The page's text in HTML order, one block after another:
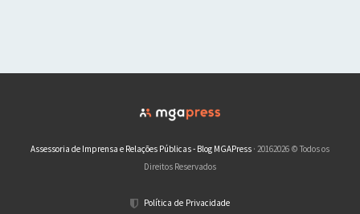
Assessoria de Imprensa e Relações Públicas - Blog MGAPress · 20162026 © Todos os
Direitos Reservados
Política de Privacidade